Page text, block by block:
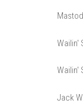
Wailin'
Wailin'
Jack